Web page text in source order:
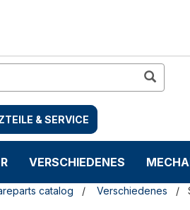
& SERVICE
VERSCHIEDENES
catalog Verschiedenes